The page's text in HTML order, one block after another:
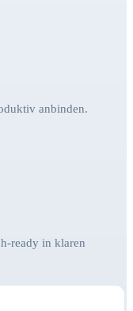
anbinden.
ready in klaren